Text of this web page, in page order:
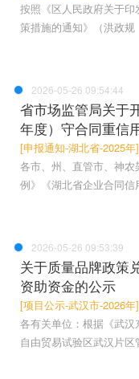
按照《区人民政府关于
策措施的通知》（洪政
2026-05-26 09:54:44
省市场监管局关于
年度）守合同重信
[申报通知-湖北省-2025年]
各市、州、直管市、神
例》《湖北省企业合同
2026-05-26 09:53:39
关于质量品牌政
资助资金的公示
[项目公示-武汉市-2026年]
各有关单位：根据《武汉
自由贸易试验区武汉片